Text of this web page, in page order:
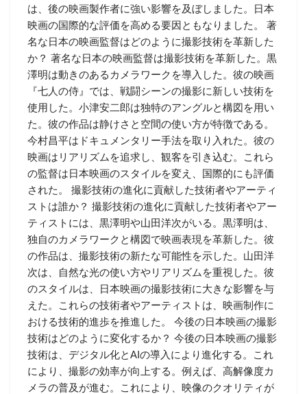
は、後の映画製作者に強い影響を及ぼしました。日本
映画の国際的な評価を高める要因ともなりました。 著
名な日本の映画監督はどのように撮影技術を革新した
か？ 著名な日本の映画監督は撮影技術を革新した。黒
澤明は動きのあるカメラワークを導入した。彼の映画
『七人の侍』では、戦闘シーンの撮影に新しい技術を
使用した。小津安二郎は独特のアングルと構図を用い
た。彼の作品は静けさと空間の使い方が特徴である。
今村昌平はドキュメンタリー手法を取り入れた。彼の
映画はリアリズムを追求し、観客を引き込む。これら
の監督は日本映画のスタイルを変え、国際的にも評価
された。 撮影技術の進化に貢献した技術者やアーティ
ストは誰か？ 撮影技術の進化に貢献した技術者やアー
ティストには、黒澤明や山田洋次がいる。黒澤明は、
独自のカメラワークと構図で映画表現を革新した。彼
の作品は、撮影技術の新たな可能性を示した。山田洋
次は、自然な光の使い方やリアリズムを重視した。彼
のスタイルは、日本映画の撮影技術に大きな影響を与
えた。これらの技術者やアーティストは、映画制作に
おける技術的進歩を推進した。 今後の日本映画の撮影
技術はどのように変化するか？ 今後の日本映画の撮影
技術は、デジタル化とAIの導入により進化する。これ
により、撮影の効率が向上する。例えば、高解像度カ
メラの普及が進む。これにより、映像のクオリティが